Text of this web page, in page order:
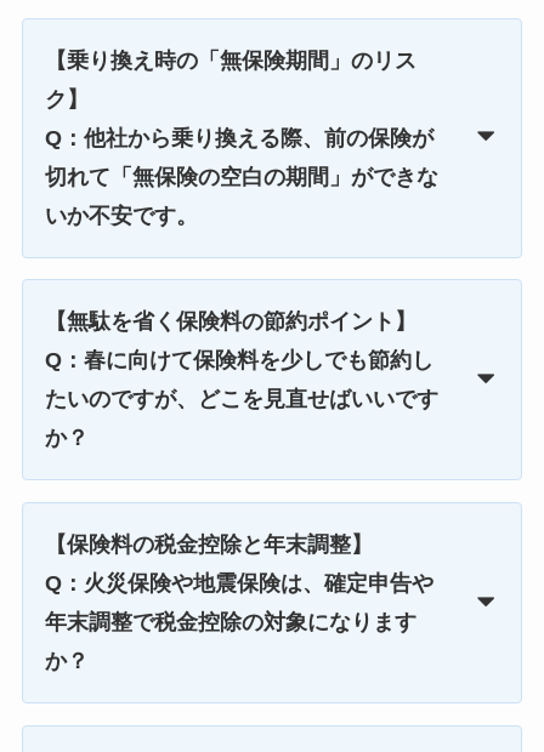
【乗り換え時の「無保険期間」のリス
ク】
Q：他社から乗り換える際、前の保険が
切れて「無保険の空白の期間」ができな
いか不安です。
【無駄を省く保険料の節約ポイント】
Q：春に向けて保険料を少しでも節約し
たいのですが、どこを見直せばいいです
か？
【保険料の税金控除と年末調整】
Q：火災保険や地震保険は、確定申告や
年末調整で税金控除の対象になります
か？